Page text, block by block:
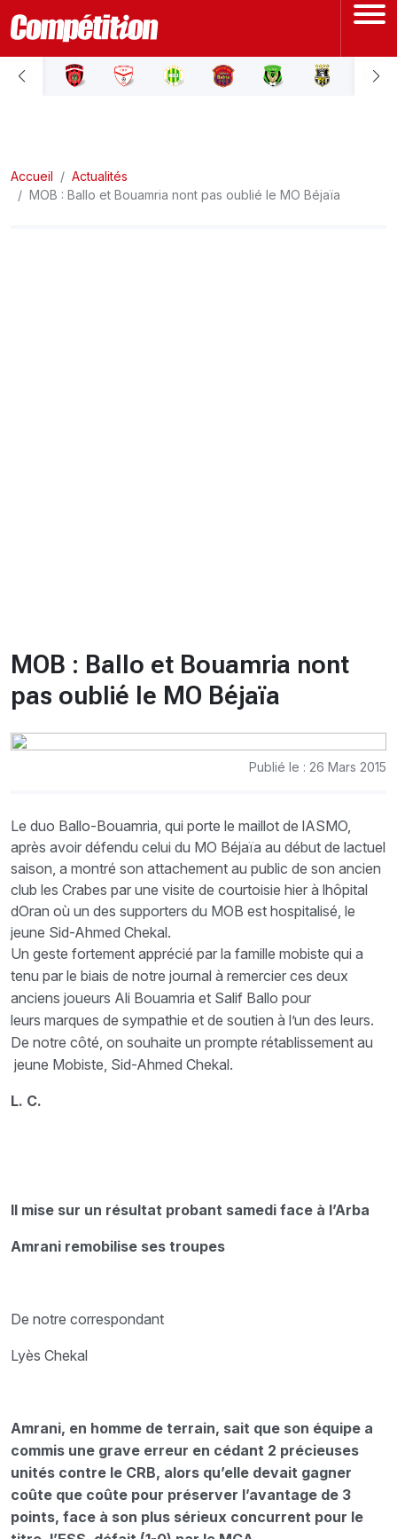
ACCUEIL
LIGUE 2
Accueil
Actualités
MOB : Ballo et Bouamria nont pas oublié le MO Béjaïa
MOB : Ballo et Bouamria nont
pas oublié le MO Béjaïa
Publié le : 26 Mars 2015
Le duo Ballo-Bouamria, qui porte le maillot de lASMO,
après avoir défendu celui du MO Béjaïa au début de lactuel
saison, a montré son attachement au public de son ancien
club les Crabes par une visite de courtoisie hier à lhôpital
dOran où un des supporters du MOB est hospitalisé, le
jeune Sid-Ahmed Chekal.
Un geste fortement apprécié par la famille mobiste qui a
tenu par le biais de notre journal à remercier ces deux
anciens joueurs Ali Bouamria et Salif Ballo pour
leurs marques de sympathie et de soutien à l’un des leurs.
De notre côté, on souhaite un prompte rétablissement au
jeune Mobiste, Sid-Ahmed Chekal.
L. C.
Il mise sur un résultat probant samedi face à l’Arba
Amrani remobilise ses troupes
De notre correspondant
Lyès Chekal
Amrani, en homme de terrain, sait que son équipe a
commis une grave erreur en cédant 2 précieuses
unités contre le CRB, alors qu’elle devait gagner
coûte que coûte pour préserver l’avantage de 3
points, face à son plus sérieux concurrent pour le